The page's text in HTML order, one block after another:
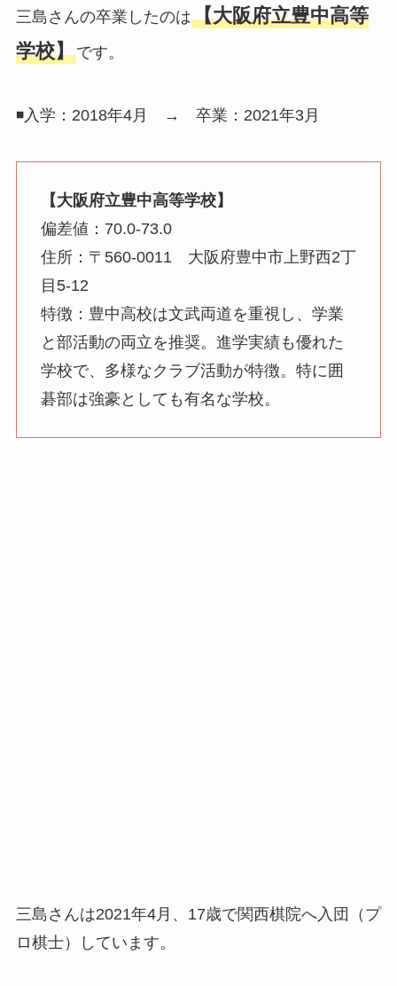
三島さんの卒業したのは【大阪府立豊中高等
学校】です。
◾️入学：2018年4月 → 卒業：2021年3月
【大阪府立豊中高等学校】
偏差値：70.0-73.0
住所：〒560-0011 大阪府豊中市上野西2丁
目5-12
特徴：豊中高校は文武両道を重視し、学業
と部活動の両立を推奨。進学実績も優れた
学校で、多様なクラブ活動が特徴。特に囲
碁部は強豪としても有名な学校。
三島さんは2021年4月、17歳で関西棋院へ入団（プ
ロ棋士）しています。